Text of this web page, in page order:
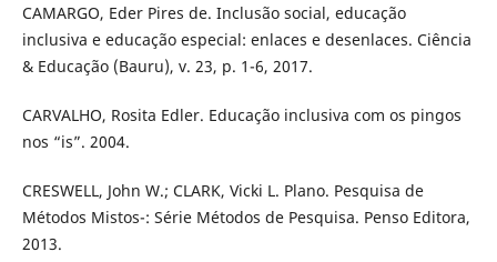
CAMARGO, Eder Pires de. Inclusão social, educação
inclusiva e educação especial: enlaces e desenlaces. Ciência
& Educação (Bauru), v. 23, p. 1-6, 2017.
CARVALHO, Rosita Edler. Educação inclusiva com os pingos
nos “is”. 2004.
CRESWELL, John W.; CLARK, Vicki L. Plano. Pesquisa de
Métodos Mistos-: Série Métodos de Pesquisa. Penso Editora,
2013.